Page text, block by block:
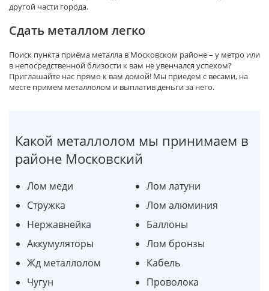
другой части города.
Сдать металлом легко
Поиск пункта приёма металла в Московском районе – у метро или
в непосредственной близости к вам не увенчался успехом?
Приглашайте нас прямо к вам домой! Мы приедем с весами, на
месте примем металлолом и выплатив деньги за него.
Какой металлолом мы принимаем в
районе Московский
Лом меди
Лом латуни
Стружка
Лом алюминия
Нержавнейка
Баллоны
Аккумуляторы
Лом бронзы
Жд металлолом
Кабель
Чугун
Проволока